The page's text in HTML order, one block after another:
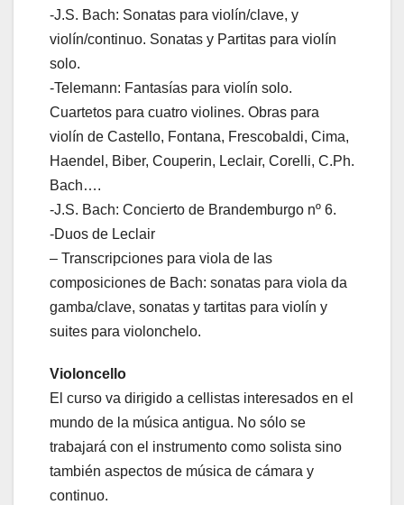
-J.S. Bach: Sonatas para violín/clave, y
violín/continuo. Sonatas y Partitas para violín
solo.
-Telemann: Fantasías para violín solo.
Cuartetos para cuatro violines. Obras para
violín de Castello, Fontana, Frescobaldi, Cima,
Haendel, Biber, Couperin, Leclair, Corelli, C.Ph.
Bach….
-J.S. Bach: Concierto de Brandemburgo nº 6.
-Duos de Leclair
– Transcripciones para viola de las
composiciones de Bach: sonatas para viola da
gamba/clave, sonatas y tartitas para violín y
suites para violonchelo.
Violoncello
El curso va dirigido a cellistas interesados en el
mundo de la música antigua. No sólo se
trabajará con el instrumento como solista sino
también aspectos de música de cámara y
continuo.